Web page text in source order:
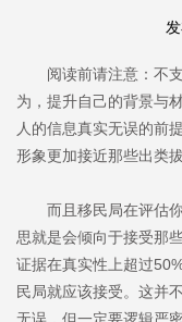
阅读前请注意：不支
为，提升自己的背景与
人的信息真实无误的前
形象更加接近那些出类
而且移民局在评估你
思就是会倾向于接受那
证据在真实性上超过
民局就应该接受。这并